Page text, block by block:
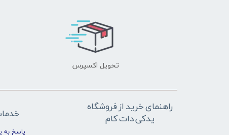
تحویل اکسپرس
راهنمای خرید از فروشگاه
یدکی دات کام
پاسخ به